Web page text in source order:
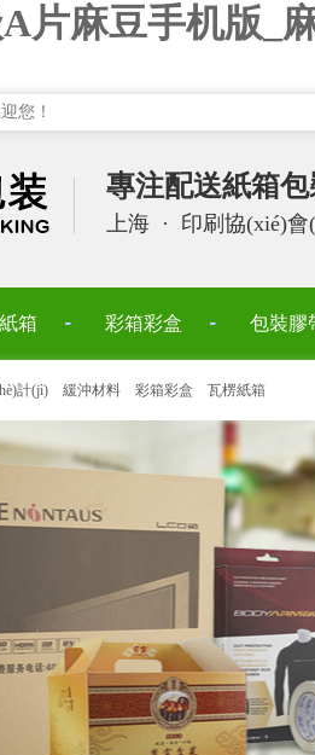
片麻豆手机版_
您！
專注配送紙箱
上海 · 印刷協(xié)
箱 彩箱彩盒 包裝膠
計(jì) 緩沖材料 彩箱彩盒 瓦楞紙箱